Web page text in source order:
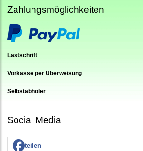
Zahlungsmöglichkeiten
Lastschrift
Vorkasse per Überweisung
Selbstabholer
Social Media
teilen